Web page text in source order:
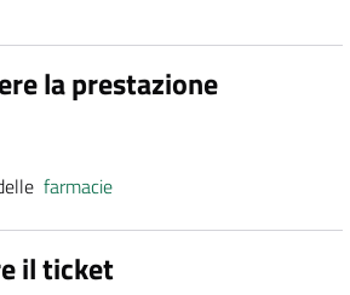
la prestazione
farmacie
il ticket